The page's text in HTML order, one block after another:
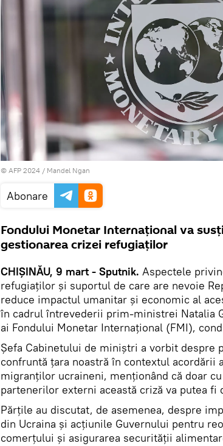
© AFP 2024 / Mandel Ngan
Abonare
Fondului Monetar Internaţional va
gestionarea crizei refugiaților
CHIȘINĂU, 9 mart - Sputnik. Aspectele
refugiaților și suportul de care are nevoie
reduce impactul umanitar și economic al
în cadrul întrevederii prim-ministrei Natalia
ai Fondului Monetar Internaţional (FMI),
Șefa Cabinetului de miniștri a vorbit despre
confruntă țara noastră în contextul acordării
migranților ucraineni, menționând că doar
partenerilor externi această criză va putea fi
Părțile au discutat, de asemenea, despre
din Ucraina și acțiunile Guvernului pentru
comerțului și asigurarea securității